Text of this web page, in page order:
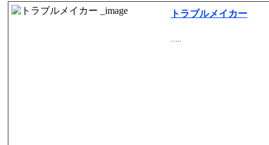
トラブルメイカー
…..